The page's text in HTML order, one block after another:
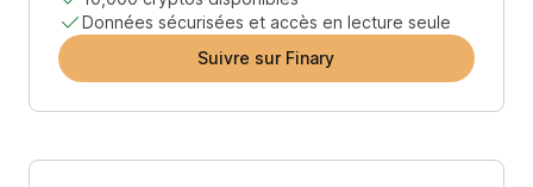
Données sécurisées et accès en lecture seule
Suivre sur Finary